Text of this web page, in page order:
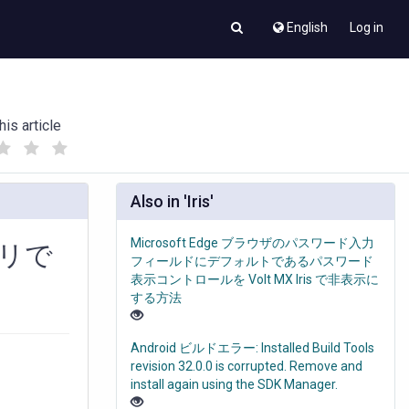
English Log in
article
で
Also in 'Iris'
Microsoft Edge ブラウザのパスワード入力
フィールドにデフォルトであるパスワード
表示コントロールを Volt MX Iris で非表示に
する方法
Android ビルドエラー: Installed Build Tools
revision 32.0.0 is corrupted. Remove and
install again using the SDK Manager.